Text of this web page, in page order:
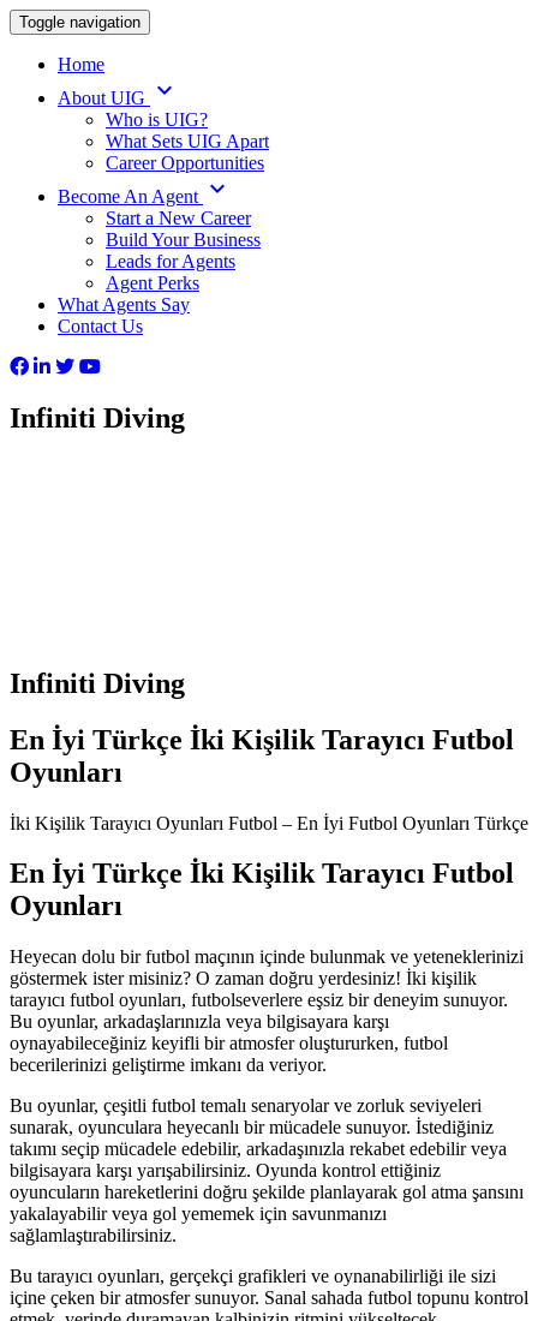
Toggle navigation
Home
About UIG
keyboard_arrow_down
Who is UIG?
What Sets UIG Apart
Career Opportunities
Become An Agent keyboard_arrow_down
Start a New Career
Build Your Business
Leads for Agents
Agent Perks
What Agents Say
Contact Us
Infiniti Diving
Infiniti Diving
En İyi Türkçe İki Kişilik Tarayıcı Futbol
Oyunları
İki Kişilik Tarayıcı Oyunları Futbol – En İyi Futbol Oyunları Türkçe
En İyi Türkçe İki Kişilik Tarayıcı Futbol
Oyunları
Heyecan dolu bir futbol maçının içinde bulunmak ve yeteneklerinizi
göstermek ister misiniz? O zaman doğru yerdesiniz! İki kişilik
tarayıcı futbol oyunları, futbolseverlere eşsiz bir deneyim sunuyor.
Bu oyunlar, arkadaşlarınızla veya bilgisayara karşı
oynayabileceğiniz keyifli bir atmosfer oluştururken, futbol
becerilerinizi geliştirme imkanı da veriyor.
Bu oyunlar, çeşitli futbol temalı senaryolar ve zorluk seviyeleri
sunarak, oyunculara heyecanlı bir mücadele sunuyor. İstediğiniz
takımı seçip mücadele edebilir, arkadaşınızla rekabet edebilir veya
bilgisayara karşı yarışabilirsiniz. Oyunda kontrol ettiğiniz
oyuncuların hareketlerini doğru şekilde planlayarak gol atma şansını
yakalayabilir veya gol yememek için savunmanızı
sağlamlaştırabilirsiniz.
Bu tarayıcı oyunları, gerçekçi grafikleri ve oynanabilirliği ile sizi
içine çeken bir atmosfer sunuyor. Sanal sahada futbol topunu kontrol